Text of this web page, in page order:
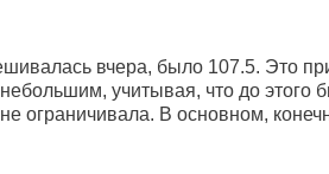
вчера, было 107.5. Это
учитывая, что до этого
ограничивала. В основном,